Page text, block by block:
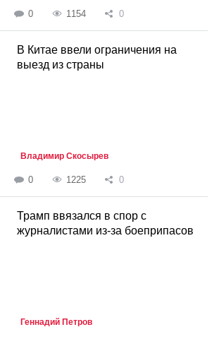
0 1154 0
В Китае ввели ограничения на
выезд из страны
Владимир Скосырев
0 1225 0
Трамп ввязался в спор с
журналистами из-за боеприпасов
Геннадий Петров